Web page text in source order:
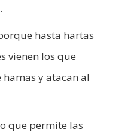
hasta hartas
vienen los que
y atacan al
que permite las